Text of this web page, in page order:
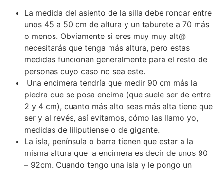
La medida del asiento de la silla debe rondar entre
unos 45 a 50 cm de altura y un taburete a 70 más
o menos. Obviamente si eres muy muy alt@
necesitarás que tenga más altura, pero estas
medidas funcionan generalmente para el resto de
personas cuyo caso no sea este.
Una encimera tendría que medir 90 cm más la
piedra que se posa encima (que suele ser de entre
2 y 4 cm), cuanto más alto seas más alta tiene que
ser y al revés, así evitamos, cómo las llamo yo,
medidas de liliputiense o de gigante.
La isla, península o barra tienen que estar a la
misma altura que la encimera es decir de unos 90
– 92cm. Cuando tengo una isla y le pongo un